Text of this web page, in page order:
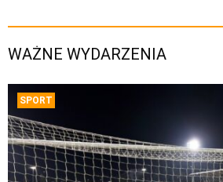
WAŻNE WYDARZENIA
SPORT